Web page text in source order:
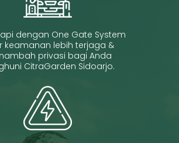
dengan One Gate System
keamanan lebih terjaga &
privasi bagi Anda
CitraGarden Sidoarjo.